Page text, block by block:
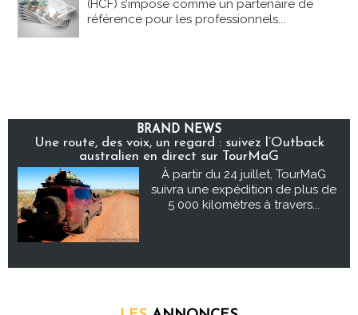
(HCF) s’impose comme un partenaire de
référence pour les professionnels...
BRAND NEWS
Une route, des voix, un regard : suivez l’Outback
australien en direct sur TourMaG
À partir du 24 juillet, TourMaG
suivra une expédition de plus de
5 000 kilomètres à travers...